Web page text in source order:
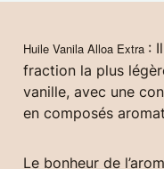
Huile Vanila Alloa Extra :
fraction la plus
vanille, avec une
en composés
Le bonheur de